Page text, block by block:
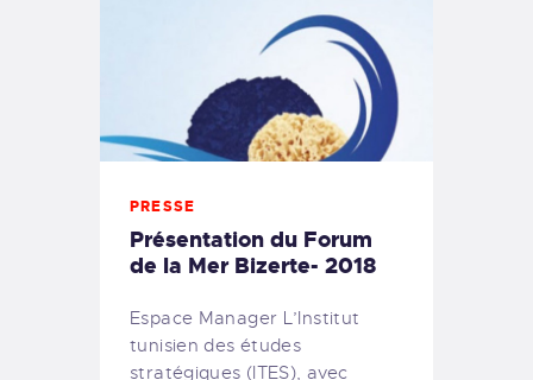
PRESSE
Présentation du Forum
de la Mer Bizerte- 2018
Espace Manager L’Institut
tunisien des études
stratégiques (ITES), avec